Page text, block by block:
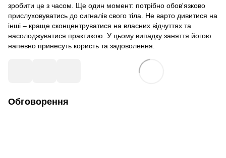
зробити це з часом. Ще один момент: потрібно обов'язково
прислуховуватись до сигналів свого тіла. Не варто дивитися на
інші – краще сконцентруватися на власних відчуттях та
насолоджуватися практикою. У цьому випадку заняття йогою
напевно принесуть користь та задоволення.
Обговорення